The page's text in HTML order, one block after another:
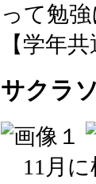
って勉強
【学年
サクラ
11月に